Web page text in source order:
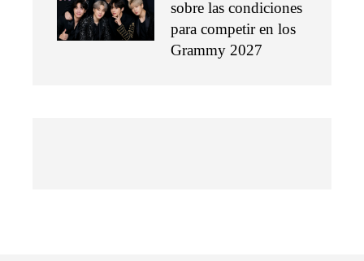
sobre las condiciones
para competir en los
Grammy 2027